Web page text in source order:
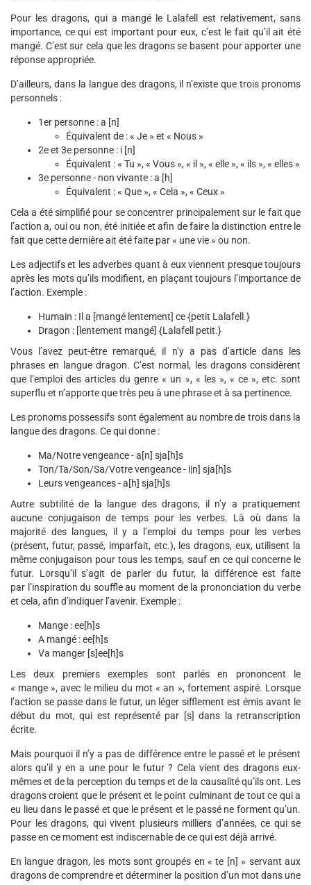
Pour les dragons, qui a mangé le Lalafell est relativement, sans
importance, ce qui est important pour eux, c’est le fait qu’il ait été
mangé. C’est sur cela que les dragons se basent pour apporter une
réponse appropriée.
D’ailleurs, dans la langue des dragons, il n’existe que trois pronoms
personnels :
1er personne : a [n]
Équivalent de : « Je » et « Nous »
2e et 3e personne : i [n]
Équivalent : « Tu », « Vous », « il », « elle », « ils », « elles »
3e personne - non vivante : a [h]
Équivalent : « Que », « Cela », « Ceux »
Cela a été simplifié pour se concentrer principalement sur le fait que
l’action a, oui ou non, été initiée et afin de faire la distinction entre le
fait que cette dernière ait été faite par « une vie » ou non.
Les adjectifs et les adverbes quant à eux viennent presque toujours
après les mots qu’ils modifient, en plaçant toujours l’importance de
l’action. Exemple :
Humain : Il a [mangé lentement] ce {petit Lalafell.}
Dragon : [lentement mangé] {Lalafell petit.}
Vous l’avez peut-être remarqué, il n’y a pas d’article dans les
phrases en langue dragon. C’est normal, les dragons considèrent
que l’emploi des articles du genre « un », « les », « ce », etc. sont
superflu et n’apporte que très peu à une phrase et à sa pertinence.
Les pronoms possessifs sont également au nombre de trois dans la
langue des dragons. Ce qui donne :
Ma/Notre vengeance - a[n] sja[h]s
Ton/Ta/Son/Sa/Votre vengeance - i|n] sja[h]s
Leurs vengeances - a[h] sja[h]s
Autre subtilité de la langue des dragons, il n’y a pratiquement
aucune conjugaison de temps pour les verbes. Là où dans la
majorité des langues, il y a l’emploi du temps pour les verbes
(présent, futur, passé, imparfait, etc.), les dragons, eux, utilisent la
même conjugaison pour tous les temps, sauf en ce qui concerne le
futur. Lorsqu’il s’agit de parler du futur, la différence est faite
par l’inspiration du souffle au moment de la prononciation du verbe
et cela, afin d’indiquer l’avenir. Exemple :
Mange : ee[h]s
A mangé : ee[h]s
Va manger [s]ee[h]s
Les deux premiers exemples sont parlés en prononcent le
« mange », avec le milieu du mot « an », fortement aspiré. Lorsque
l’action se passe dans le futur, un léger sifflement est émis avant le
début du mot, qui est représenté par [s] dans la retranscription
écrite.
Mais pourquoi il n’y a pas de différence entre le passé et le présent
alors qu’il y en a une pour le futur ? Cela vient des dragons eux-
mêmes et de la perception du temps et de la causalité qu’ils ont. Les
dragons croient que le présent et le point culminant de tout ce qui a
eu lieu dans le passé et que le présent et le passé ne forment qu’un.
Pour les dragons, qui vivent plusieurs milliers d’années, ce qui se
passe en ce moment est indiscernable de ce qui est déjà arrivé.
En langue dragon, les mots sont groupés en « te [n] » servant aux
dragons de comprendre et déterminer la position d’un mot dans une